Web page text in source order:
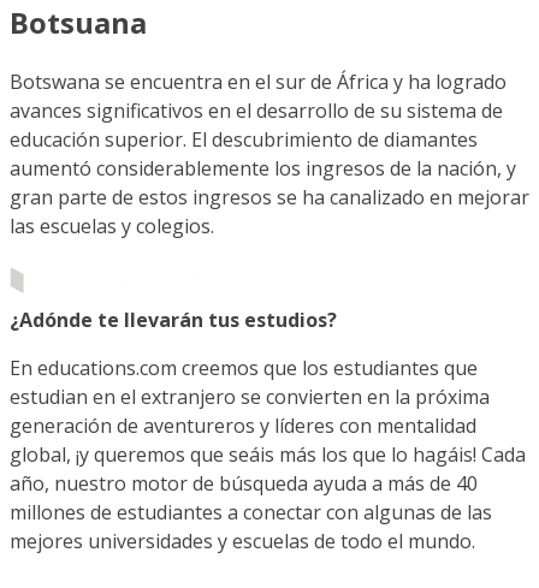
Botsuana
Botswana se encuentra en el sur de África y ha logrado
avances significativos en el desarrollo de su sistema de
educación superior. El descubrimiento de diamantes
aumentó considerablemente los ingresos de la nación, y
gran parte de estos ingresos se ha canalizado en mejorar
las escuelas y colegios.
¿Adónde te llevarán tus estudios?
En educations.com creemos que los estudiantes que
estudian en el extranjero se convierten en la próxima
generación de aventureros y líderes con mentalidad
global, ¡y queremos que seáis más los que lo hagáis! Cada
año, nuestro motor de búsqueda ayuda a más de 40
millones de estudiantes a conectar con algunas de las
mejores universidades y escuelas de todo el mundo.